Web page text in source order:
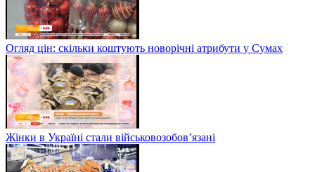
Огляд цін: скільки коштують новорічні атрибути у Сумах
Жінки в Україні стали військовозобов’язані